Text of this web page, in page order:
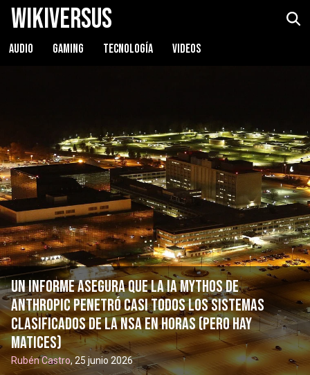
WikiVersus
AUDIO GAMING TECNOLOGÍA VIDEOS
Un informe asegura que la IA Mythos de
Anthropic penetró casi todos los sistemas
clasificados de la NSA en horas (pero hay
matices)
Rubén Castro, 25 junio 2026